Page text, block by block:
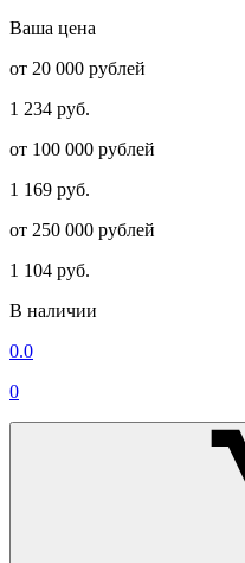
Ваша цена
от 20 000 рублей
1 234 руб.
от 100 000 рублей
1 169 руб.
от 250 000 рублей
1 104 руб.
В наличии
0.0
0